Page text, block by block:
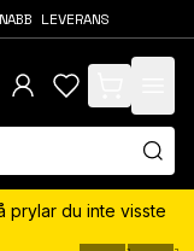
LEVERANS
items in cart,
prylar du inte visste